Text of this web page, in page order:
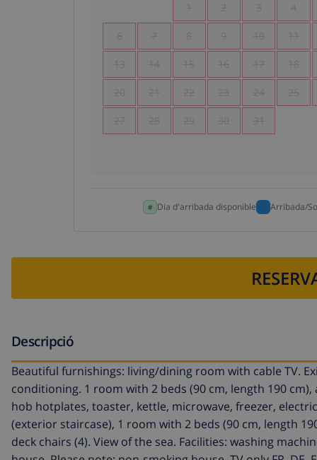
1 2 3 4
6 7 8 9 10 11
13 14 15 16 17 18
20 21 22 23 24 25
27 28 29 30 31
Dia d'arribada disponible Arribada/
Descripció
Beautiful furnishings: living/dining room with cable TV.
conditioning. 1 room with 2 beds (90 cm, length 190
hob hotplates, toaster, kettle, microwave, freezer,
(exterior staircase), 1 room with 2 beds (90 cm, length
deck chairs (4). View of the sea. Facilities: washing